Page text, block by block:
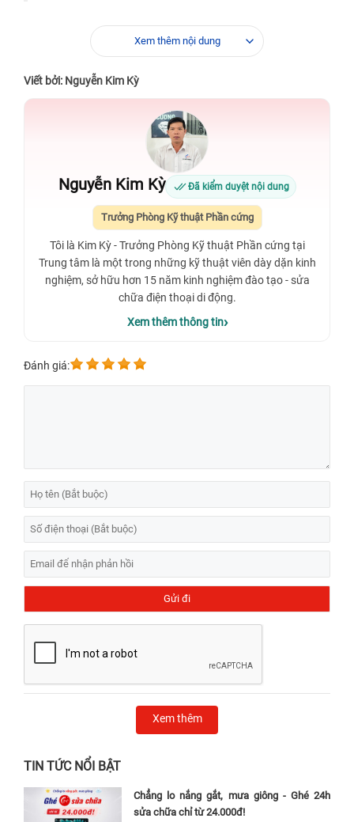
Xem thêm nội dung
Viết bởi: Nguyễn Kim Kỳ
Nguyễn Kim Kỳ Đã kiểm duyệt nội dung
Trưởng Phòng Kỹ thuật Phần cứng
Tôi là Kim Kỳ - Trưởng Phòng Kỹ thuật Phần cứng tại
Trung tâm là một trong những kỹ thuật viên dày dặn kinh
nghiệm, sở hữu hơn 15 năm kinh nghiệm đào tạo - sửa
chữa điện thoại di động.
Xem thêm thông tin
Đánh giá:
Xem thêm
TIN TỨC NỔI BẬT
Chẳng lo nắng gắt, mưa giông - Ghé 24h
sửa chữa chỉ từ 24.000đ!